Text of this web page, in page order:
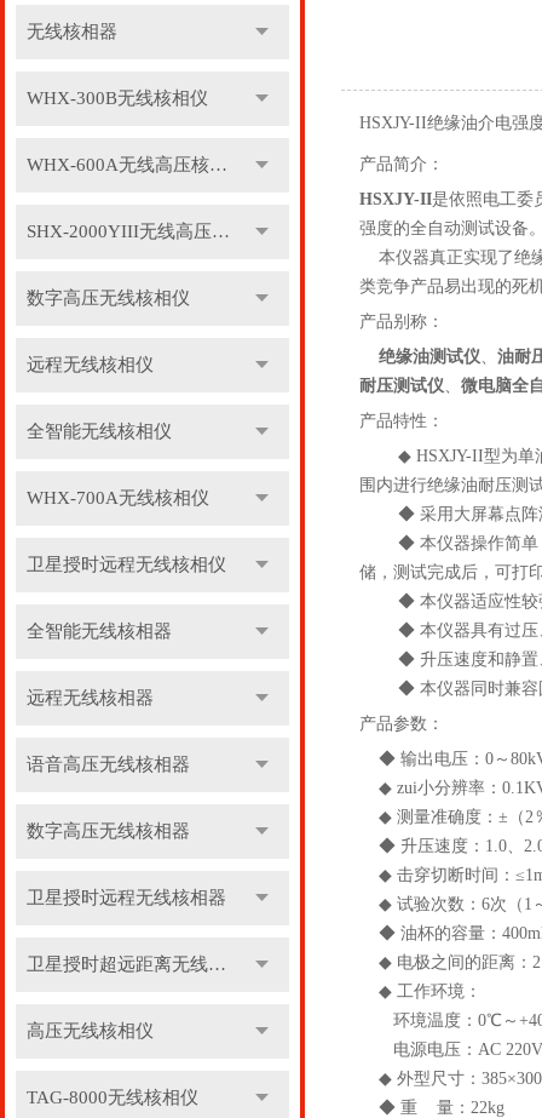
无线核相器
WHX-300B无线核相仪
WHX-600A无线高压核相仪
SHX-2000YIII无线高压核相仪
数字高压无线核相仪
远程无线核相仪
全智能无线核相仪
WHX-700A无线核相仪
卫星授时远程无线核相仪
全智能无线核相器
远程无线核相器
语音高压无线核相器
数字高压无线核相器
卫星授时远程无线核相器
卫星授时超远距离无线核相器
高压无线核相仪
TAG-8000无线核相仪
HSXJY-II绝缘油介电强
产品简介：
HSXJY-II是依照电工委
强度的全自动测试设备
本仪器真正实现了绝
类竞争产品易出现的死
产品别称：
绝缘油测试仪、 油耐
耐压测试仪、 微电脑全
产品特性：
◆ HSXJY-II型为单油
围内进行绝缘油耐压测
◆ 采用大屏幕点阵液
◆ 本仪器操作简单，
储，测试完成后，可打
◆ 本仪器适应性较强
◆ 本仪器具有过压、
◆ 升压速度和静置、
◆ 本仪器同时兼容国
产品参数：
◆ 输出电压：0～
◆ zui小分辨率：
◆ 测量准确度：±（2
◆ 升压速度：1.0、
◆ 击穿切断时间：
◆ 试验次数：6次（1
◆ 油杯的容量：
◆ 电极之间的距离：
◆ 工作环境：
环境温度：0℃～
电源电压：AC
◆ 外型尺寸：
◆ 重 量：22kg